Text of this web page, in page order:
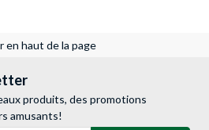
en haut de la page
produits, des promotions
amusants!